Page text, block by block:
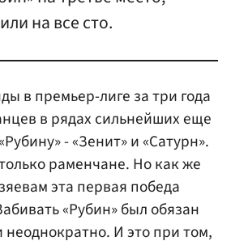
на все сто.
в премьер-лиге за три года
в рядах сильнейших еще
- «Зенит» и «Сатурн».
раменчане. Но как же
эта первая победа
«Рубин» был обязан
неоднократно. И это при том,